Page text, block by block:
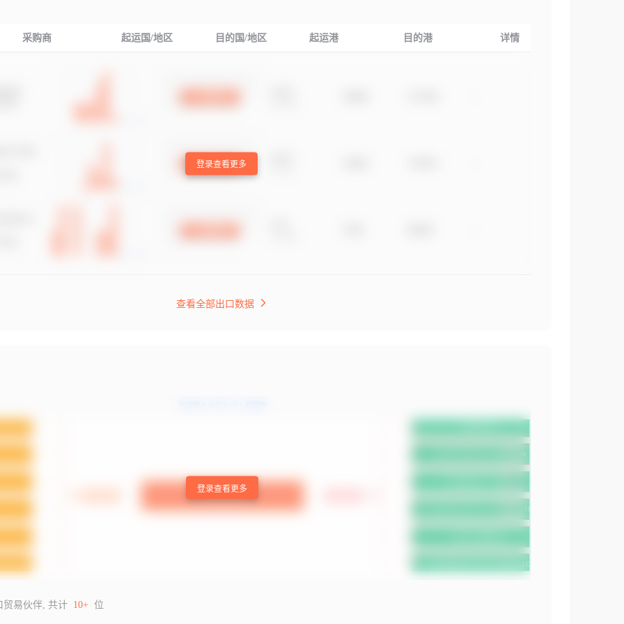
采购商 起运国/地区 目的国/地区 起运港 目的港 详情
登录查看更多
查看全部出口数据
登录查看更多
贸易伙伴, 共计 10+ 位